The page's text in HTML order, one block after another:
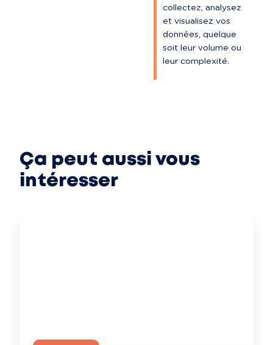
collectez, analysez
et visualisez vos
données, quelque
soit leur volume ou
leur complexité.
Ça peut aussi vous
intéresser